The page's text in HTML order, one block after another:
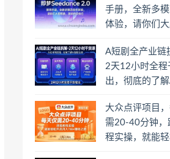
手册，全新多
体验，请你们
A短剧全产业链
2天12小时全程
出，彻底的了解
大众点评项目
需20-40分钟，
程实操，就能